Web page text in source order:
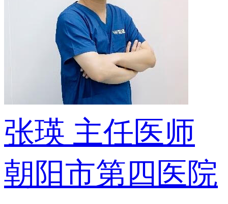
张瑛 主任医师
朝阳市第四医院